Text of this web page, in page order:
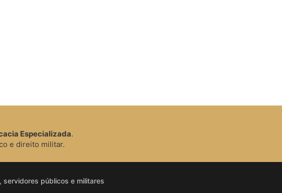
Especializada.
e direito militar.
servidores públicos e militares